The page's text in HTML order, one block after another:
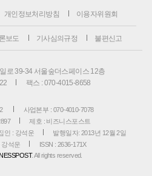
개인정보처리방침 이용자위원회
보도 기사심의규정 불편신고
로 39-34 서울숲더스페이스 12층
팩스 : 070-4015-8658
사업본부 : 070-4010-7078
제호 : 비즈니스포스트
인 : 강석운
발행일자: 2013년 12월 2일
강석운
ISSN : 2636-171X
. All rights reserved.